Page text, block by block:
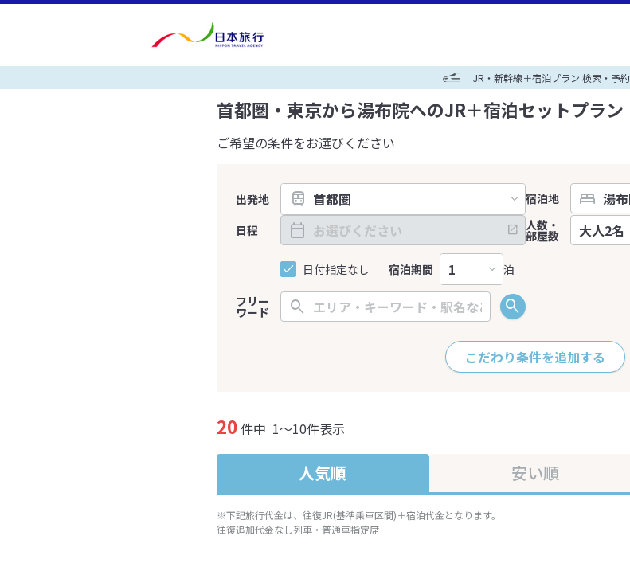
JR・新幹線＋宿泊プラン 検索・予約
首都圏・東京から湯布院へのJR＋宿泊セットプラン
ご希望の条件をお選びください
出発地
宿泊地
日程
日付指定なし 宿泊期間 泊
人数・
部屋数
フリー
ワード
こだわり条件を追加する
20件中 1～10件表示
人気順 安い順
※下記旅行代金は、往復JR(基準乗車区間)＋宿泊代金となります。
往復追加代金なし列車・普通車指定席